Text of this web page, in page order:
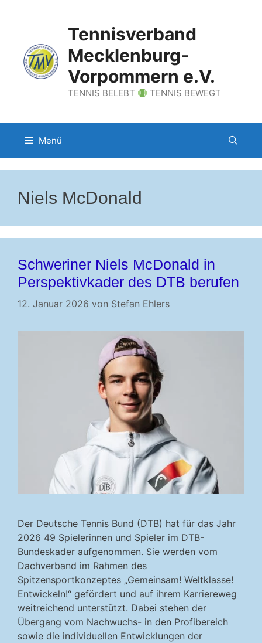
Tennisverband
Mecklenburg-
Vorpommern e.V.
TENNIS BELEBT TENNIS BEWEGT
Menü
Niels McDonald
Schweriner Niels McDonald in
Perspektivkader des DTB berufen
12. Januar 2026 von Stefan Ehlers
Der Deutsche Tennis Bund (DTB) hat für das Jahr
2026 49 Spielerinnen und Spieler im DTB-
Bundeskader aufgenommen. Sie werden vom
Dachverband im Rahmen des
Spitzensportkonzeptes „Gemeinsam! Weltklasse!
Entwickeln!“ gefördert und auf ihrem Karriereweg
weitreichend unterstützt. Dabei stehen der
Übergang vom Nachwuchs- in den Profibereich
sowie die individuellen Entwicklungen der